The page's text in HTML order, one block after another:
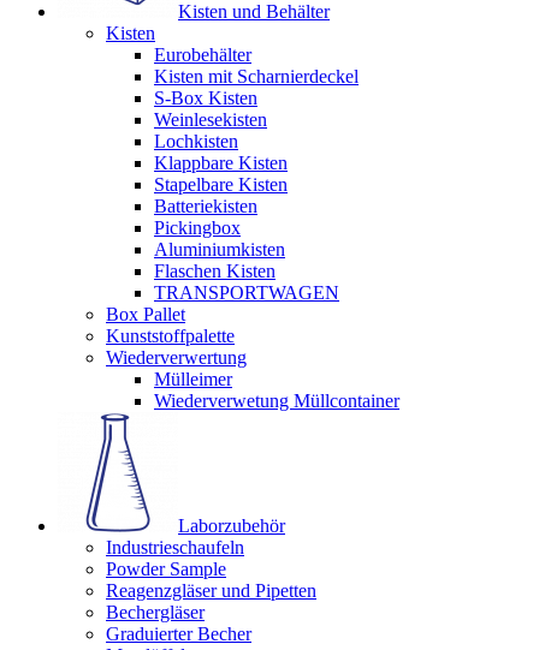
Kisten und Behälter
Kisten
Eurobehälter
Kisten mit Scharnierdeckel
S-Box Kisten
Weinlesekisten
Lochkisten
Klappbare Kisten
Stapelbare Kisten
Batteriekisten
Pickingbox
Aluminiumkisten
Flaschen Kisten
TRANSPORTWAGEN
Box Pallet
Kunststoffpalette
Wiederverwertung
Mülleimer
Wiederverwetung Müllcontainer
Laborzubehör
Industrieschaufeln
Powder Sample
Reagenzgläser und Pipetten
Bechergläser
Graduierter Becher